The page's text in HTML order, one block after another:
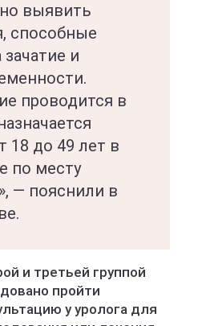
выявить
способные
и
проводится в
18 до 49 лет в
по месту
— пояснили в
и третьей группой
пройти
у уролога для